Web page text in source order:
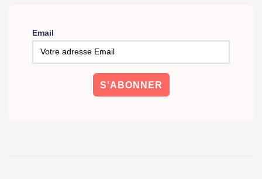
Email